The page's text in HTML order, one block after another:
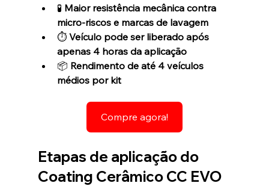
🧪 Maior resistência mecânica contra
micro-riscos e marcas de lavagem
⏱️ Veículo pode ser liberado após
apenas 4 horas da aplicação
📦 Rendimento de até 4 veículos
médios por kit
Compre agora!
Etapas de aplicação do
Coating Cerâmico CC EVO